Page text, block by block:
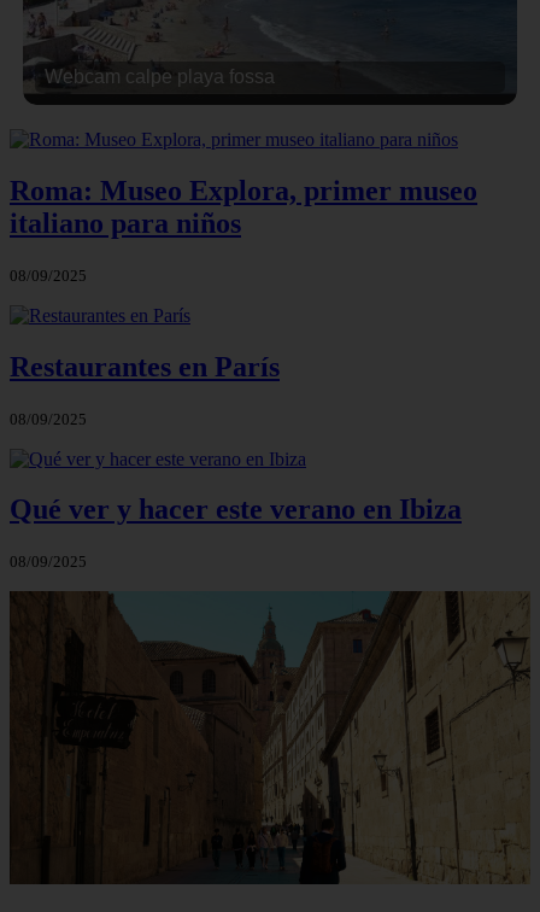
Webcam calpe playa fossa
Roma: Museo Explora, primer museo
italiano para niños
08/09/2025
Restaurantes en París
08/09/2025
Qué ver y hacer este verano en Ibiza
08/09/2025